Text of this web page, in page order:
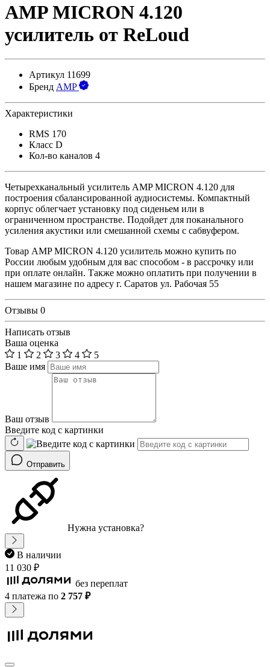
AMP MICRON 4.120
усилитель от ReLoud
Артикул 11699
Бренд AMP
Характеристики
RMS 170
Класс D
Кол-во каналов 4
Четырехканальный усилитель AMP MICRON 4.120 для
построения сбалансированной аудиосистемы. Компактный
корпус облегчает установку под сиденьем или в
ограниченном пространстве. Подойдет для поканального
усиления акустики или смешанной схемы с сабвуфером.
Товар AMP MICRON 4.120 усилитель можно купить по
России любым удобным для вас способом - в рассрочку или
при оплате онлайн. Также можно оплатить при получении в
нашем магазине по адресу г. Саратов ул. Рабочая 55
Отзывы 0
Написать отзыв
Ваша оценка
1
2 3 4
5
Ваше имя
Ваш отзыв
Введите код с картинки
Отправить
Нужна установка?
В наличии
11 030 ₽
без переплат
4 платежа по 2 757 ₽